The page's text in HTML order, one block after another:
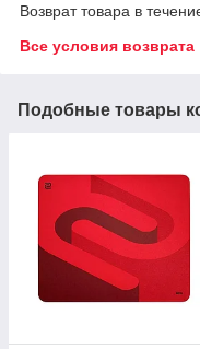
Возврат товара в
Все условия возврата
Подобные товары